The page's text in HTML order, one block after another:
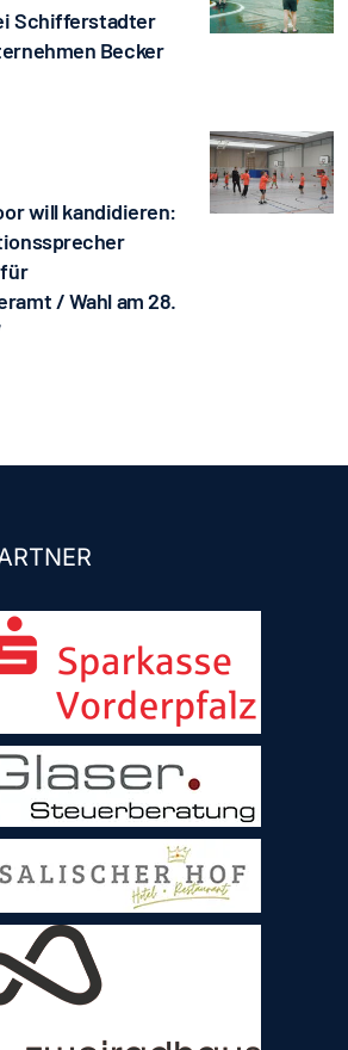
Schifferstadter
Becker
will kandidieren:
/ Wahl am 28.